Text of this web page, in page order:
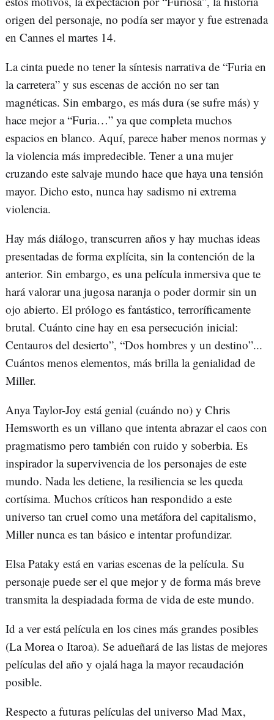
origen del personaje, no podía ser mayor y fue estrenada
en Cannes el martes 14.
La cinta puede no tener la síntesis narrativa de “Furia en
la carretera” y sus escenas de acción no ser tan
magnéticas. Sin embargo, es más dura (se sufre más) y
hace mejor a “Furia…” ya que completa muchos
espacios en blanco. Aquí, parece haber menos normas y
la violencia más impredecible. Tener a una mujer
cruzando este salvaje mundo hace que haya una tensión
mayor. Dicho esto, nunca hay sadismo ni extrema
violencia.
Hay más diálogo, transcurren años y hay muchas ideas
presentadas de forma explícita, sin la contención de la
anterior. Sin embargo, es una película inmersiva que te
hará valorar una jugosa naranja o poder dormir sin un
ojo abierto. El prólogo es fantástico, terroríficamente
brutal. Cuánto cine hay en esa persecución inicial:
Centauros del desierto”, “Dos hombres y un destino”...
Cuántos menos elementos, más brilla la genialidad de
Miller.
Anya Taylor-Joy está genial (cuándo no) y Chris
Hemsworth es un villano que intenta abrazar el caos con
pragmatismo pero también con ruido y soberbia. Es
inspirador la supervivencia de los personajes de este
mundo. Nada les detiene, la resiliencia se les queda
cortísima. Muchos críticos han respondido a este
universo tan cruel como una metáfora del capitalismo,
Miller nunca es tan básico e intentar profundizar.
Elsa Pataky está en varias escenas de la película. Su
personaje puede ser el que mejor y de forma más breve
transmita la despiadada forma de vida de este mundo.
Id a ver está película en los cines más grandes posibles
(La Morea o Itaroa). Se adueñará de las listas de mejores
películas del año y ojalá haga la mayor recaudación
posible.
Respecto a futuras películas del universo Mad Max,